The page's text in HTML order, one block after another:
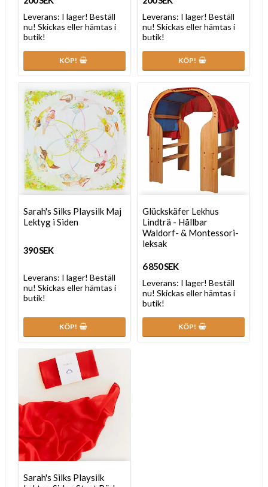
Leverans: I lager! Beställ
nu! Skickas eller hämtas i
butik!
KÖP!
Leverans: I lager! Beställ
nu! Skickas eller hämtas i
butik!
KÖP!
Sarah's Silks Playsilk Maj
Lektyg i Siden
390 SEK
Leverans: I lager! Beställ
nu! Skickas eller hämtas i
butik!
KÖP!
Glückskäfer Lekhus
Lindträ - Hållbar
Waldorf- & Montessori-
leksak
6 850 SEK
Leverans: I lager! Beställ
nu! Skickas eller hämtas i
butik!
KÖP!
Sarah's Silks Playsilk